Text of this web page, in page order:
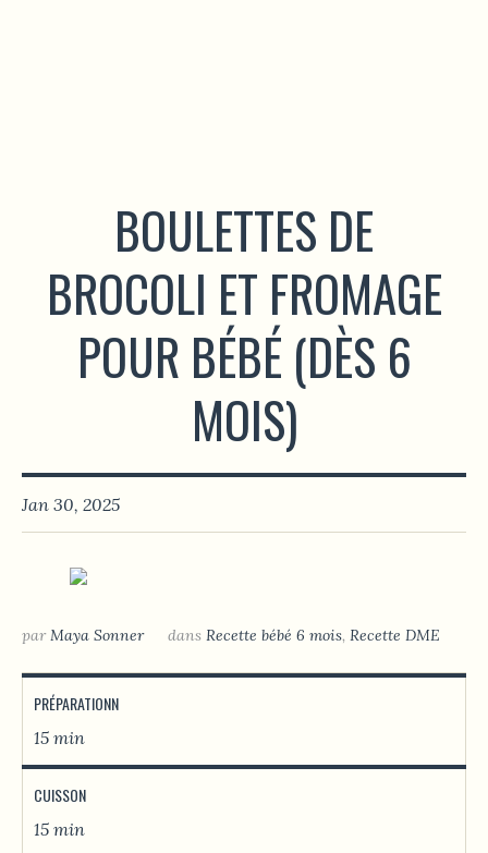
BOULETTES DE
BROCOLI ET FROMAGE
POUR BÉBÉ (DÈS 6
MOIS)
Jan 30, 2025
parMaya Sonner dans Recette bébé 6 mois, Recette DME
PRÉPARATIONN
15 min
CUISSON
15 min